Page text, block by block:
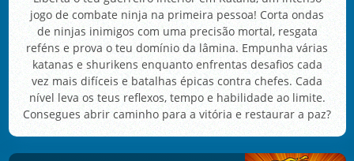
jogo de combate ninja na primeira pessoa! Corta ondas
de ninjas inimigos com uma precisão mortal, resgata
reféns e prova o teu domínio da lâmina. Empunha várias
katanas e shurikens enquanto enfrentas desafios cada
vez mais difíceis e batalhas épicas contra chefes. Cada
nível leva os teus reflexos, tempo e habilidade ao limite.
Consegues abrir caminho para a vitória e restaurar a paz?